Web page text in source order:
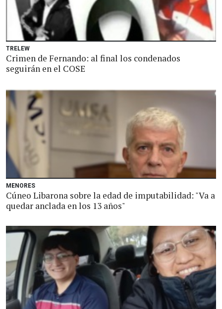
TRELEW
Crimen de Fernando: al final los condenados
seguirán en el COSE
MENORES
Cúneo Libarona sobre la edad de imputabilidad: "Va a
quedar anclada en los 13 años"